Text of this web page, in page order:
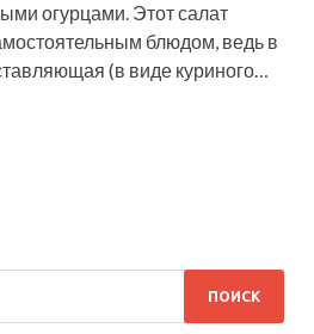
огурцами. Этот салат
блюдом, ведь в
(в виде куриного…